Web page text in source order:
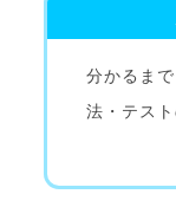
分かるま
法・テス